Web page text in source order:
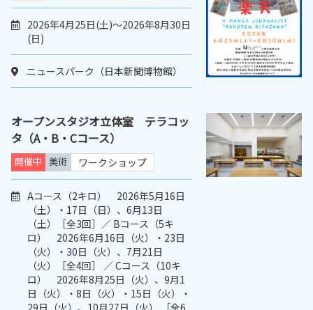
2026年4月25日(土)～2026年8月30日
(日)
ニュースパーク（日本新聞博物館）
オープンスタジオ立体室 テラコッ
タ（A・B・Cコース）
開催中 美術 ワークショップ
Aコース（2キロ） 2026年5月16日
（土）・17日（日）、6月13日
（土）［全3回］／ Bコース（5キ
ロ） 2026年6月16日（火）・23日
（火）・30日（火）、7月21日
（火）［全4回］ ／ Cコース（10キ
ロ） 2026年8月25日（火）、9月1
日（火）・8日（火）・15日（火）・